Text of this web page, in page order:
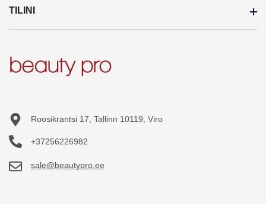
Kaupat
Tilausehdot
Tavaramerkit
Sivukartta
TILINI
Tilaushistoria
Toivelista
Roosikrantsi 17, Tallinn 10119, Viro
+37256226982
sale@beautypro.ee